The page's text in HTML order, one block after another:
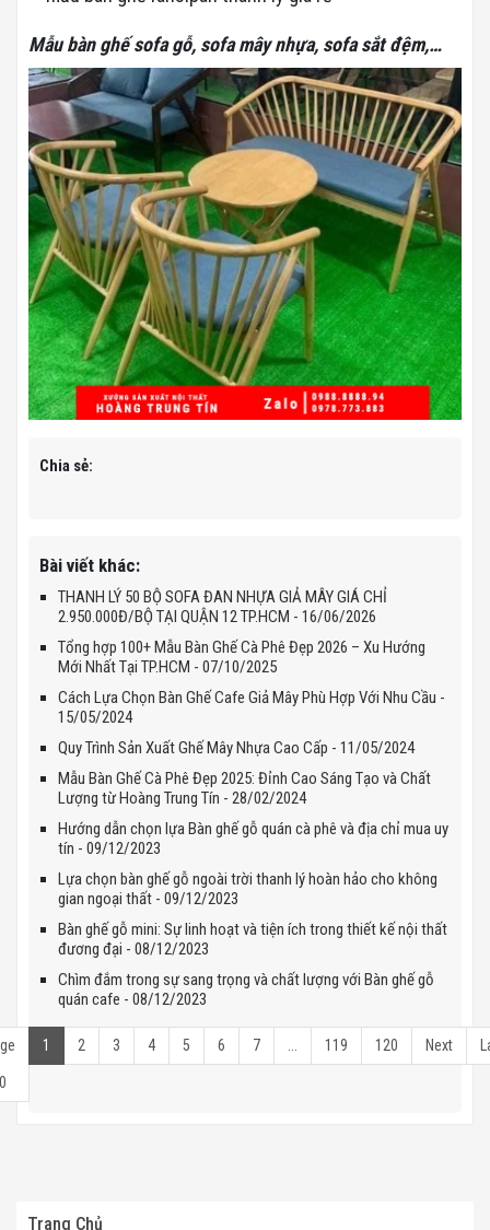
Mẫu bàn ghế sofa gỗ, sofa mây nhựa, sofa sắt đệm,…
Chia sẻ:
Bài viết khác:
THANH LÝ 50 BỘ SOFA ĐAN NHỰA GIẢ MÂY GIÁ CHỈ
2.950.000Đ/BỘ TẠI QUẬN 12 TP.HCM - 16/06/2026
Tổng hợp 100+ Mẫu Bàn Ghế Cà Phê Đẹp 2026 – Xu Hướng
Mới Nhất Tại TP.HCM - 07/10/2025
Cách Lựa Chọn Bàn Ghế Cafe Giả Mây Phù Hợp Với Nhu Cầu -
15/05/2024
Quy Trình Sản Xuất Ghế Mây Nhựa Cao Cấp - 11/05/2024
Mẫu Bàn Ghế Cà Phê Đẹp 2025: Đỉnh Cao Sáng Tạo và Chất
Lượng từ Hoàng Trung Tín - 28/02/2024
Hướng dẫn chọn lựa Bàn ghế gỗ quán cà phê và địa chỉ mua uy
tín - 09/12/2023
Lựa chọn bàn ghế gỗ ngoài trời thanh lý hoàn hảo cho không
gian ngoại thất - 09/12/2023
Bàn ghế gỗ mini: Sự linh hoạt và tiện ích trong thiết kế nội thất
đương đại - 08/12/2023
Chìm đắm trong sự sang trọng và chất lượng với Bàn ghế gỗ
quán cafe - 08/12/2023
1 2 3 4 5 6 7 119 120 Next
Trang Chủ